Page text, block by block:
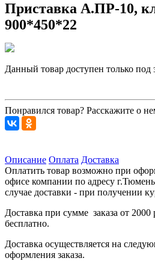
Приставка А.ПР-10,
900*450*22
Данный товар доступен только под
Понравился товар? Расскажите о
Описание Оплата Доставка
Оплатить товар возможно при
офисе компании по адресу
случае доставки - при получении
Доставка при сумме заказа от
бесплатно.
Доставка осуществляется на
оформления заказа.